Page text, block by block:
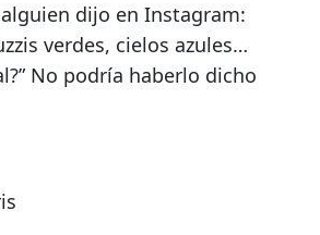
dijo en Instagram:
verdes, cielos azules…
” No podría haberlo dicho